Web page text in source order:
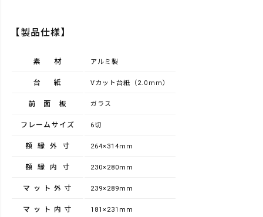
【製品仕様】
素材 アルミ製
台紙 Vカット台紙（2.0mm）
前面板 ガラス
フレームサイズ 6切
額縁外寸 264×314mm
額縁内寸 230×280mm
マット外寸 239×289mm
マット内寸 181×231mm